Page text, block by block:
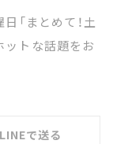
「まとめて！土
ットな話題をお
LINEで送る